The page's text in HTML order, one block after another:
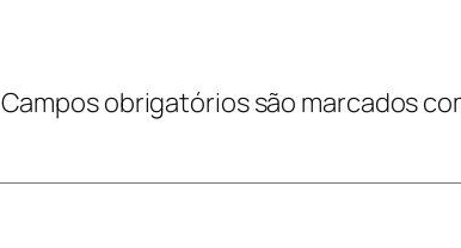
Campos obrigatórios são marcados